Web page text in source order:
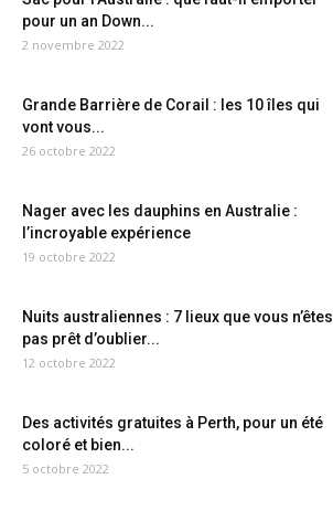
pour un an Down...
2 novembre 2022
Grande Barrière de Corail : les 10 îles qui
vont vous...
26 octobre 2022
Nager avec les dauphins en Australie :
l’incroyable expérience
19 octobre 2022
Nuits australiennes : 7 lieux que vous n’êtes
pas prêt d’oublier...
12 octobre 2022
Des activités gratuites à Perth, pour un été
coloré et bien...
5 octobre 2022